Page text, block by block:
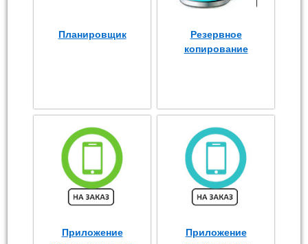
Планировщик
Резервное
копирование
Приложение
Приложение